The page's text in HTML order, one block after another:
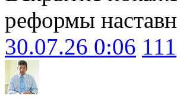
реформы
30.07.26 0:06 111